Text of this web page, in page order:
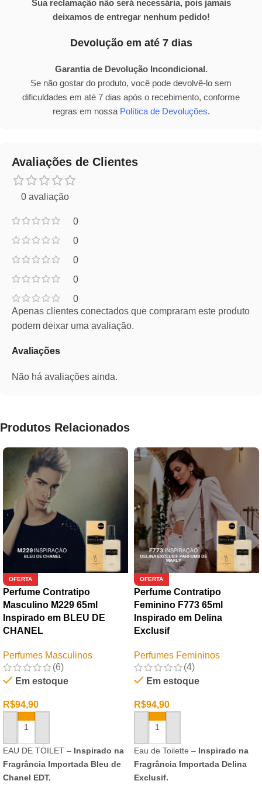
Sua reclamação não será necessária, pois jamais
deixamos de entregar nenhum pedido!
Devolução em até 7 dias
Garantia de Devolução Incondicional.
Se não gostar do produto, você pode devolvê-lo sem
dificuldades em até 7 dias após o recebimento, conforme
regras em nossa Política de Devoluções.
Avaliações de Clientes
0 avaliação
0
0
0
0
0
Avaliações
Não há avaliações ainda.
Apenas clientes conectados que compraram este produto
podem deixar uma avaliação.
Produtos Relacionados
OFERTA
Perfume Contratipo
Masculino M229 65ml
Inspirado em BLEU DE
CHANEL
Perfumes Masculinos
(6)
Em estoque
R$94,90
ADICIONAR AO CARRINHO
EAU DE TOILET – Inspirado na
Fragrância Importada Bleu de
Chanel EDT.
OFERTA
Perfume Contratipo
Feminino F773 65ml
Inspirado em Delina
Exclusif
Perfumes Femininos
(4)
Em estoque
R$94,90
ADICIONAR AO CARRINHO
Eau de Toilette – Inspirado na
Fragrância Importada Delina
Exclusif.